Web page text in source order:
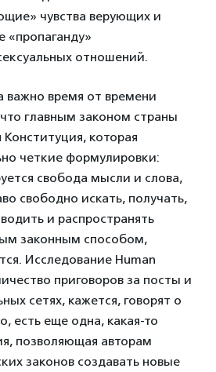
чувства верующих и
отношений.
важно время от времени
главным законом страны
которая
четкие формулировки:
свобода мысли и слова,
свободно искать, получать,
и распространять
законным способом,
Исследование Human
приговоров за посты и
сетях, кажется, говорят о
есть еще одна, какая-то
позволяющая авторам
законов создавать новые